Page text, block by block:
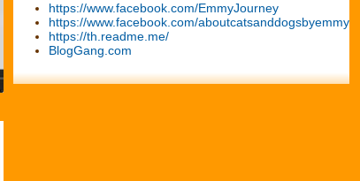
https://www.facebook.com/EmmyJourney
https://www.facebook.com/aboutcatsanddogsbyemmy
https://th.readme.me/
BlogGang.com